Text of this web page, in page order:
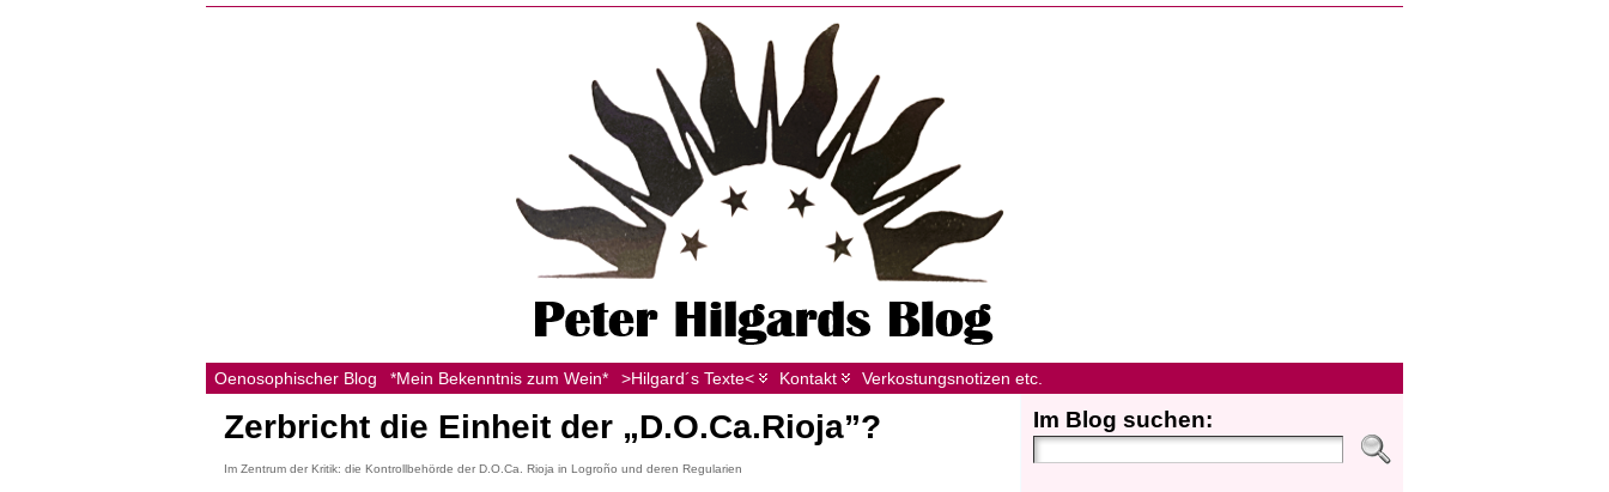
Oenosophischer Blog *Mein Bekenntnis zum Wein* >Hilgard´s Texte< Kontakt Verkostungsnotizen etc.
Zerbricht die Einheit der „D.O.Ca.Rioja”?
Im Zentrum der Kritik: die Kontrollbehörde der D.O.Ca. Rioja in Logroño und deren Regularien
Im Blog suchen: